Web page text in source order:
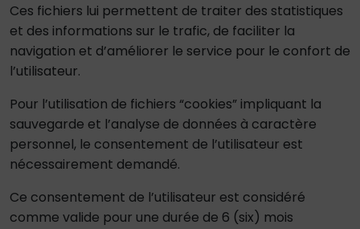
Ces fichiers lui permettent de traiter des statistiques
et des informations sur le trafic, de faciliter la
navigation et d’améliorer le service pour le confort de
l’utilisateur.
Pour l’utilisation de fichiers “cookies” impliquant la
sauvegarde et l’analyse de données à caractère
personnel, le consentement de l’utilisateur est
nécessairement demandé.
Ce consentement de l’utilisateur est considéré
comme valide pour une durée de 6 (six) mois